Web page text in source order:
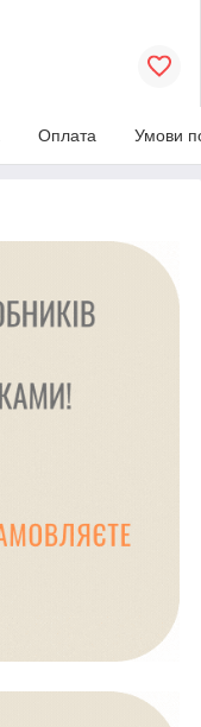
Оплата Умови